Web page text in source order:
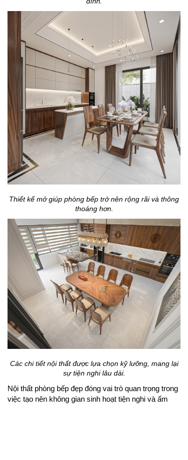
Thiết kế mở giúp phòng bếp trở nên rộng rãi và thông
thoáng hơn.
Các chi tiết nội thất được lựa chọn kỹ lưỡng, mang lại
sự tiện nghi lâu dài.
Nội thất phòng bếp đẹp đóng vai trò quan trọng trong
việc tạo nên không gian sinh hoạt tiện nghi và ấm